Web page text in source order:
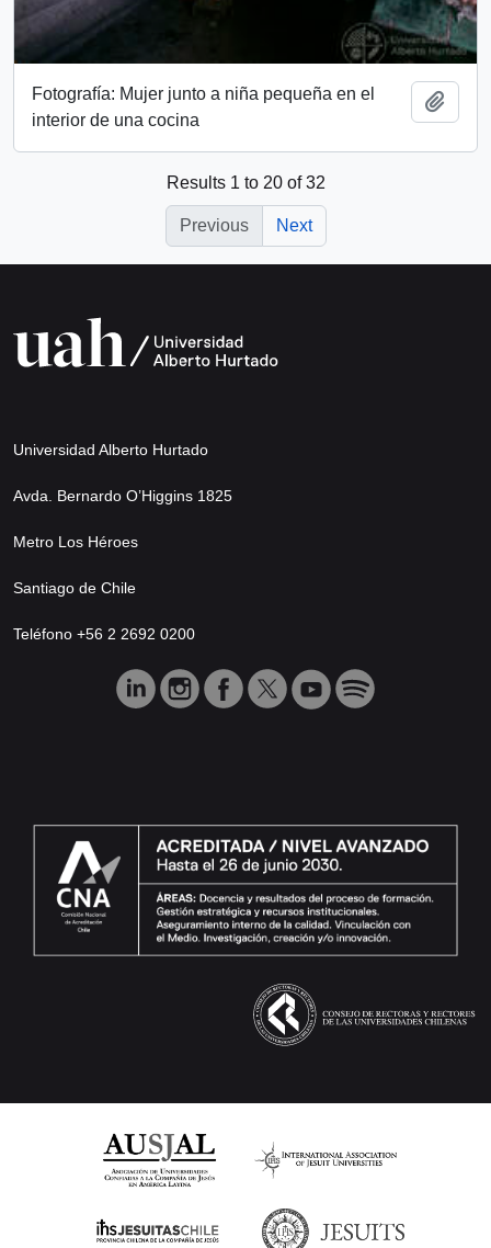
Fotografía: Mujer junto a niña pequeña en el
interior de una cocina
Results 1 to 20 of 32
Previous Next
Universidad Alberto Hurtado
Avda. Bernardo O’Higgins 1825
Metro Los Héroes
Santiago de Chile
Teléfono +56 2 2692 0200